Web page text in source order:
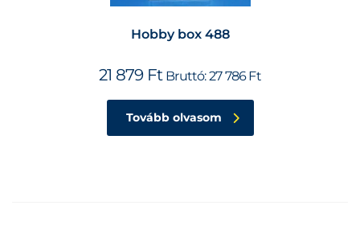
Hobby box 488
21 879 Ft Bruttó:27 786Ft
Tovább olvasom